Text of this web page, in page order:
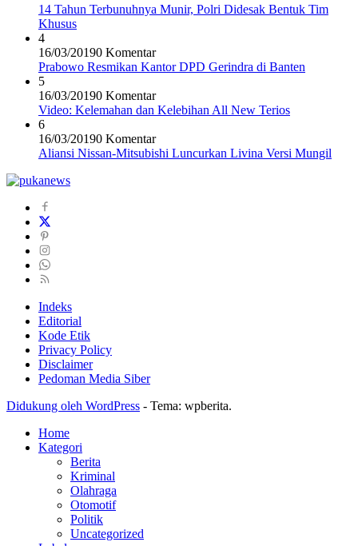
14 Tahun Terbunuhnya Munir, Polri Didesak Bentuk Tim
Khusus
4
16/03/20190 Komentar
Prabowo Resmikan Kantor DPD Gerindra di Banten
5
16/03/20190 Komentar
Video: Kelemahan dan Kelebihan All New Terios
6
16/03/20190 Komentar
Aliansi Nissan-Mitsubishi Luncurkan Livina Versi Mungil
Indeks
Editorial
Kode Etik
Privacy Policy
Disclaimer
Pedoman Media Siber
Didukung oleh WordPress - Tema: wpberita.
Home
Kategori
Berita
Kriminal
Olahraga
Otomotif
Politik
Uncategorized